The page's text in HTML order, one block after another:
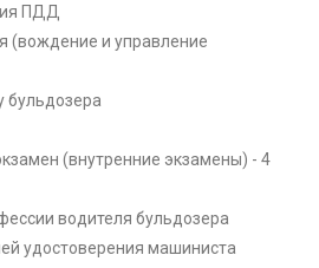
ПДД
(вождение и управление
бульдозера
(внутренние экзамены) - 4
водителя бульдозера
удостоверения машиниста